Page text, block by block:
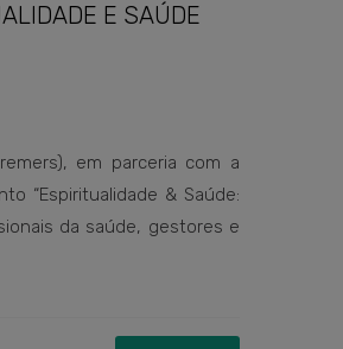
E SAÚDE
em parceria com a
“Espiritualidade & Saúde:
da saúde, gestores e